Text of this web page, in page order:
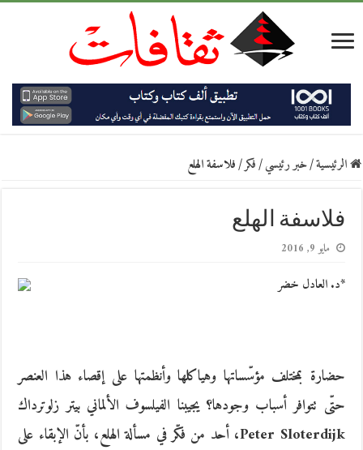
الرئيسية/خبر رئيسي/فكر/فلاسفة الهلع
فلاسفة الهلع
مايو 9, 2016
*د. العادل خضر
حضارة بمختلف مؤسّساتها وهياكلها وأنظمتها على إقصاء هذا العنصر
حتّى تتوافر أسباب وجودها؟ يجيبنا الفيلسوف الألماني بيتر زلوترداك
Peter Sloterdijk، أحد من فكّر في مسألة الهلع، بأنّ الإبقاء على